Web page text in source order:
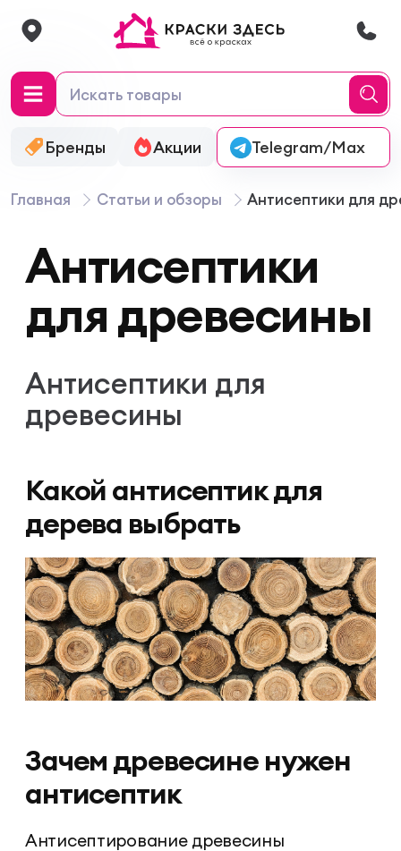
Бренды Акции Онлайн-колеровка
Telegram/Max
Главная Статьи и обзоры Антисептики для
Антисептики
для древесины
Антисептики для
древесины
Какой антисептик для
дерева выбрать
Зачем древесине нужен
антисептик
Антисептирование древесины